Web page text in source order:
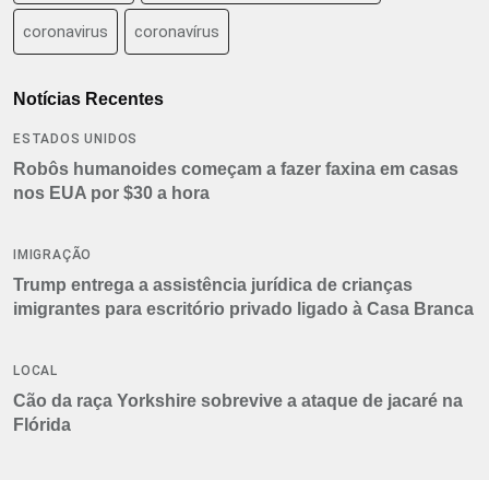
coronavirus coronavírus
Notícias Recentes
ESTADOS UNIDOS
Robôs humanoides começam a fazer faxina em casas
nos EUA por $30 a hora
IMIGRAÇÃO
Trump entrega a assistência jurídica de crianças
imigrantes para escritório privado ligado à Casa Branca
LOCAL
Cão da raça Yorkshire sobrevive a ataque de jacaré na
Flórida